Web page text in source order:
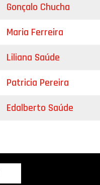
Gonçalo Chucha
Maria Ferreira
Liliana Saúde
Patricia Pereira
Edalberto Saúde